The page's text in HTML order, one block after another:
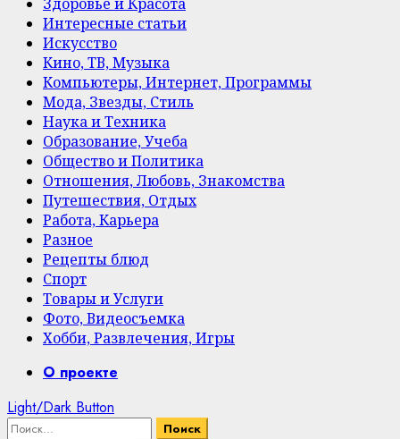
Интересные статьи
Искусство
Кино, ТВ, Музыка
Компьютеры, Интернет, Программы
Мода, Звезды, Стиль
Наука и Техника
Образование, Учеба
Общество и Политика
Отношения, Любовь, Знакомства
Путешествия, Отдых
Работа, Карьера
Разное
Рецепты блюд
Спорт
Товары и Услуги
Фото, Видеосъемка
Хобби, Развлечения, Игры
PrimaryО проекте
Light/Dark Button
Найти: